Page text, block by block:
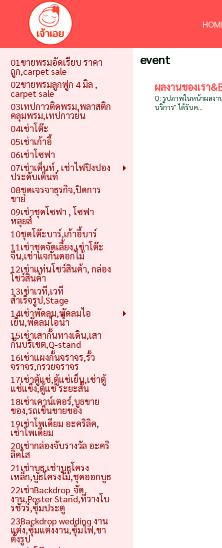
01ขายพรมอัดเรียบ ราคา
ถูก,carpet sale
02ขายพรมลูกฟูก 4 มิล ,
carpet sale
03เทปกาวติดพรม,พลาสติก
คลุมพรม,เทปกาวย่น
04เช่าโต๊ะ
05เช่าเก้าอี้
06เช่าโซฟา
07เช่าเต็นท์ , เช่าไฟปิงปอง
ประดับเต็นท์
08ชุดเจรจาธุรกิจ,ปิดการ
ขาย
09เช่าชุดโซฟา , โซฟา
หลุยส์
10ชุดโต๊ะบาร์,เก้าอี้บาร์
11เช่าชุดจัดเลี้ยง,เช่าโต๊ะ
จีน,เช่าแจกันดอกไม้
12เช่าแท่นโชว์สินค้า, กล่อง
โชว์สินค้า
13เช่าเวที,เวที
สำเร็จรูป,Stage
14เช่าพัดลม,พัดลมไอ
เย็น,พัดลมไอน้ำ
15เช่าเสากั้นทางเดิน,เสา
กั้นบริเขต,Q-stand
16เช่าแผงกั้นจราจร,รั้ว
จราจร,กรวยจราจร
17เช่าตู้แช่,ตู้แช่เย็น,เช่าตู้
แช่แข็ง,ตู้แช่ ระยะสั้น
18เช่าเคาน์เตอร์,บูธขาย
ของ,รถเข็นขายของ
19เช่าโพเดียม อะคริลิค,
เช่าโพเดียม
20เช่ากล่องจับรางวัล อะคริ
ลิคใส
21เช่าบูธ,เช่าบูธโครง
เหล็ก,บูธโครงไม้,ชุดออกบูธ
22เช่าBackdrop_จัด
งาน,Poster Stand,ที่วางโบ
รชัวร์,ซุ้มประตู
23Backdrop wedding งาน
แต่ง,ซุ้มแต่งงาน,ซุ้มไฟ,ขา
ตั้งรูป
event
ผลงานของเรา
Q: รูปภาพในหน้าผลงา
บริการ" ได้รับค...